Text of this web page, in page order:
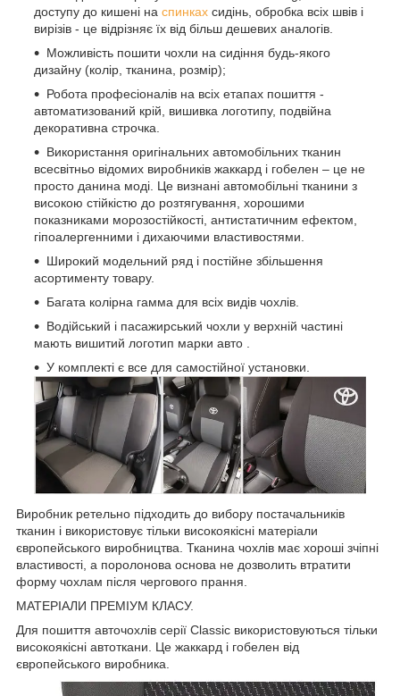
доступу до кишені на спинках сидінь, обробка всіх швів і
вирізів - це відрізняє їх від більш дешевих аналогів.
Можливість пошити чохли на сидіння будь-якого
дизайну (колір, тканина, розмір);
Робота професіоналів на всіх етапах пошиття -
автоматизований крій, вишивка логотипу, подвійна
декоративна строчка.
Використання оригінальних автомобільних тканин
всесвітньо відомих виробників жаккард і гобелен – це не
просто данина моді. Це визнані автомобільні тканини з
високою стійкістю до розтягування, хорошими
показниками морозостійкості, антистатичним ефектом,
гіпоалергенними і дихаючими властивостями.
Широкий модельний ряд і постійне збільшення
асортименту товару.
Багата колірна гамма для всіх видів чохлів.
Водійський і пасажирський чохли у верхній частині
мають вишитий логотип марки авто .
У комплекті є все для самостійної установки.
Виробник ретельно підходить до вибору постачальників
тканин і використовує тільки високоякісні матеріали
європейського виробництва. Тканина чохлів має хороші зчіпні
властивості, а поролонова основа не дозволить втратити
форму чохлам після чергового прання.
МАТЕРІАЛИ ПРЕМІУМ КЛАСУ.
Для пошиття авточохлів серії Classic використовуються тільки
високоякісні автоткани. Це жаккард і гобелен від
європейського виробника.